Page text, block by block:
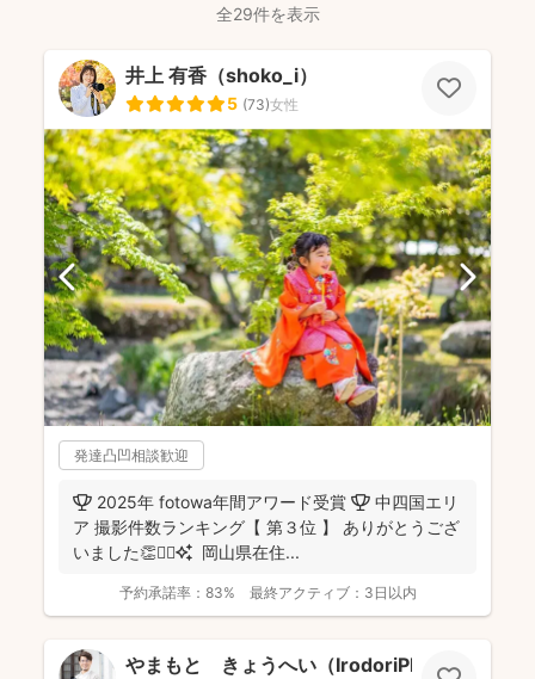
全29件を表示
井上 有香（shoko_i）
5 (73)女性
発達凸凹相談歓迎
🏆 2025年 fotowa年間アワード受賞 🏆 中四国エリ
ア 撮影件数ランキング【 第３位 】 ありがとうござ
いました👏🙇‍♀️✨ 岡山県在住...
予約承諾率： 83% 最終アクティブ： 3日以内
やまもと きょうへい（IrodoriPhoto）